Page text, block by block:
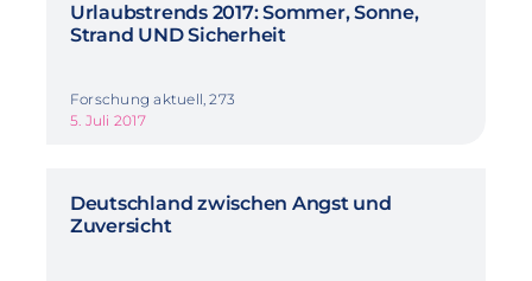
Urlaubstrends 2017: Sommer, Sonne,
Strand UND Sicherheit
Forschung aktuell, 273
5. Juli 2017
Deutschland zwischen Angst und
Zuversicht